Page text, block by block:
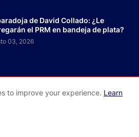
de David Collado: ¿Le
el PRM en bandeja de plata?
03, 2026
los derechos reservados 2026
de Nosotros
Contactos
to improve your experience. Learn